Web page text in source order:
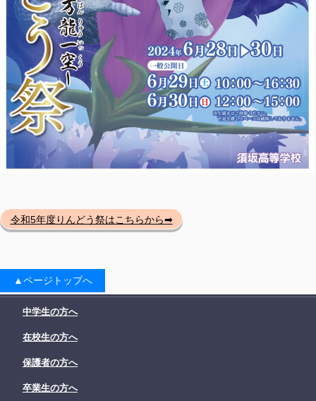
令和5年度りんどう祭はこちらから➡
▲ページトップへ
中学生の方へ
在校生の方へ
保護者の方へ
卒業生の方へ